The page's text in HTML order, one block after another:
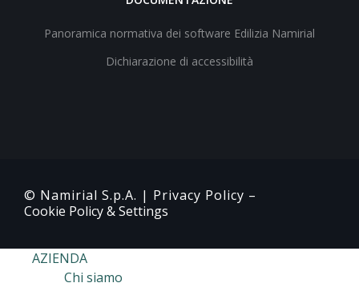
Panoramica normativa dei software Edilizia Namirial
Dichiarazione di accessibilità
© Namirial S.p.A. | Privacy Policy –
Cookie Policy & Settings
AZIENDA
Chi siamo